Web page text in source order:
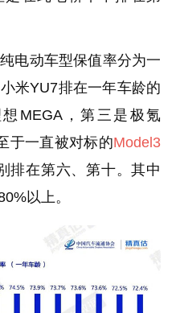
电动车型保值率分为一
米YU7排在一年车龄的
MEGA，第三是极氪
于一直被对标的Model3
排在第六、第十。其中
以上。